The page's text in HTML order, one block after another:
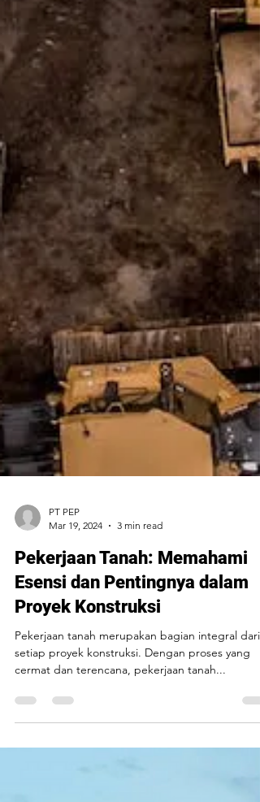
PT PEP
Mar 19, 2024
3 min read
Pekerjaan Tanah: Memahami
Esensi dan Pentingnya dalam
Proyek Konstruksi
Pekerjaan tanah merupakan bagian integral dari